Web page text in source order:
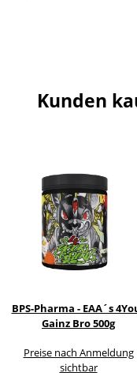
Kunden
BPS-Pharma - EAA´s
Gainz Bro 500g
Preise nach Anmeldung
sichtbar